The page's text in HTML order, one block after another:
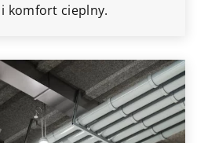
komfort cieplny.